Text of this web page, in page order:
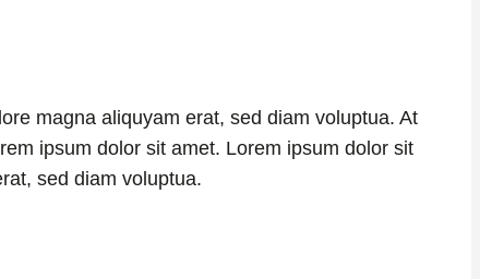
magna aliquyam erat, sed diam voluptua. At
ipsum dolor sit amet. Lorem ipsum dolor sit
sed diam voluptua.